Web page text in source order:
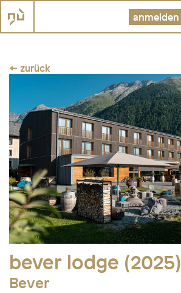
anmelden
← zurück
bever lodge (2025)
Bever